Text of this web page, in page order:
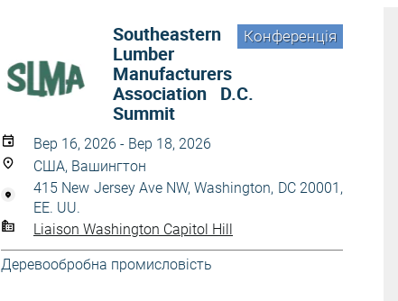
Конференція
Southeastern
Lumber
Manufacturers
Association D.C.
Summit
Вер 16, 2026 - Вер 18, 2026
США, Вашингтон
415 New Jersey Ave NW, Washington, DC 20001,
EE. UU.
Liaison Washington Capitol Hill
Деревообробна промисловість